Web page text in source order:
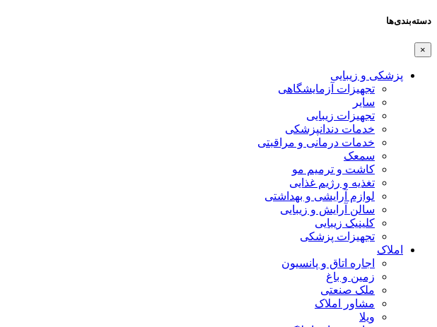
دسته‌بندی‌ها
×
پزشکی و زیبایی
تجهیزات آزمایشگاهی
سایر
تجهیزات زیبایی
خدمات دندانپزشکی
خدمات درمانی و مراقبتی
سمعک
کاشت و ترمیم مو
تغذیه و رژیم غذایی
لوازم آرایشی و بهداشتی
سالن آرایش و زیبایی
کلینیک زیبایی
تجهیزات پزشکی
املاک
اجاره اتاق و پانسیون
زمین و باغ
ملک صنعتی
مشاور املاک
ویلا